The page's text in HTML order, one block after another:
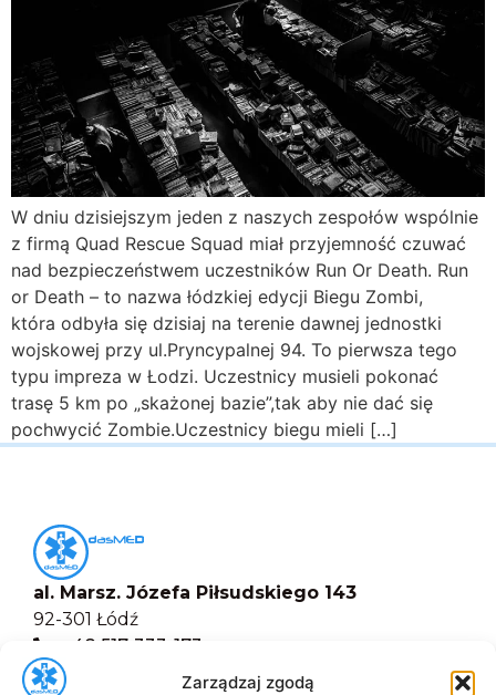
Zarządzaj zgodą
W dniu dzisiejszym jeden z naszych zespołów wspólnie
z firmą Quad Rescue Squad miał przyjemność czuwać
nad bezpieczeństwem uczestników Run Or Death. Run
or Death – to nazwa łódzkiej edycji Biegu Zombi,
która odbyła się dzisiaj na terenie dawnej jednostki
wojskowej przy ul.Pryncypalnej 94. To pierwsza tego
typu impreza w Łodzi. Uczestnicy musieli pokonać
trasę 5 km po „skażonej bazie”,tak aby nie dać się
pochwycić Zombie.Uczestnicy biegu mieli […]
al. Marsz. Józefa Piłsudskiego 143
92-301 Łódź
+48 517-333-173
biuro@dasmed.pl